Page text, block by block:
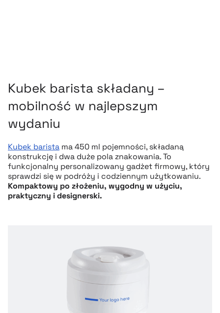
Kubek barista składany –
mobilność w najlepszym
wydaniu
Kubek barista ma 450 ml pojemności, składaną
konstrukcję i dwa duże pola znakowania. To
funkcjonalny personalizowany gadżet firmowy, który
sprawdzi się w podróży i codziennym użytkowaniu.
Kompaktowy po złożeniu, wygodny w użyciu,
praktyczny i designerski.